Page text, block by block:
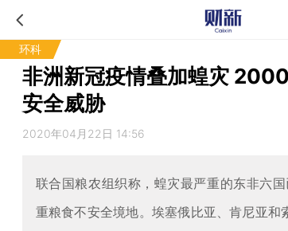
环科
非洲新冠疫情叠加蝗灾
安全威胁
2020年04月22日 14:56
联合国粮农组织称，蝗灾最严重的东非六
重粮食不安全境地。埃塞俄比亚、肯尼亚和